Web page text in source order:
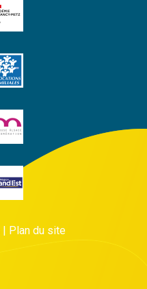
| Plan du site